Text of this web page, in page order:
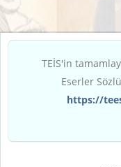
TEİS'in
Eserler
https://